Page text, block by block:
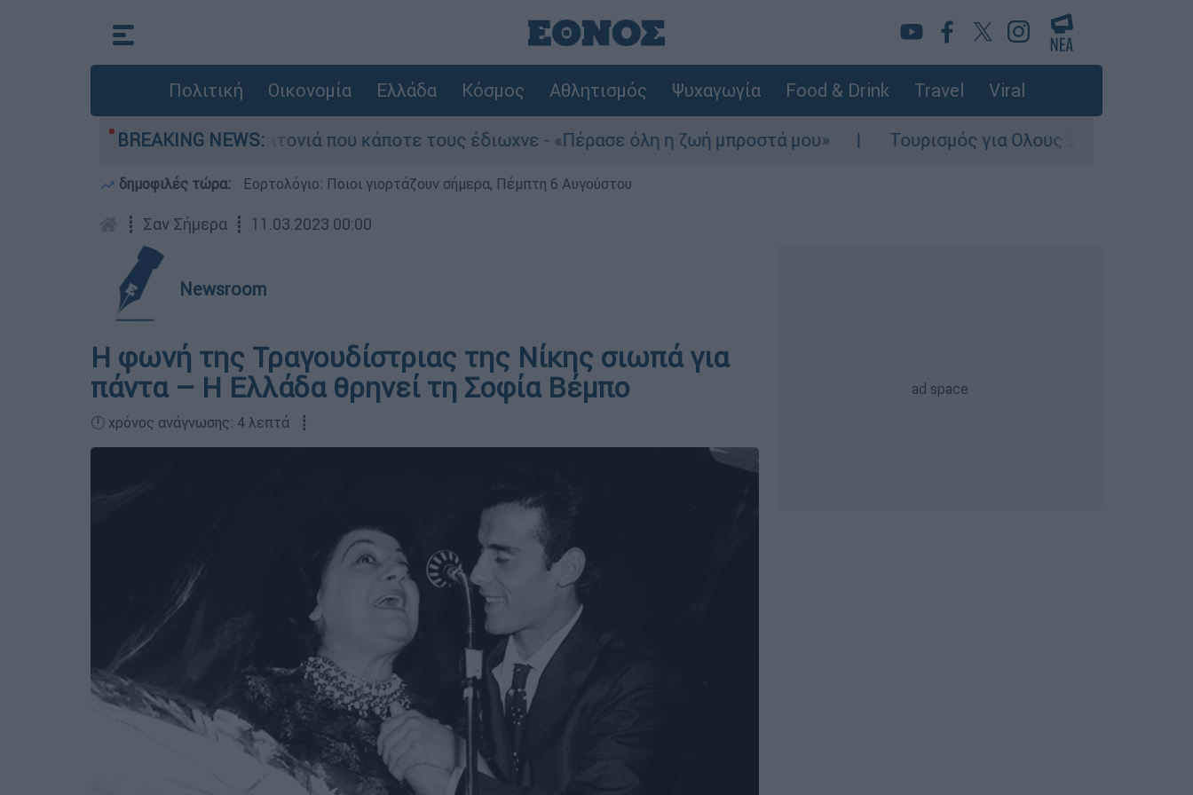
Πολιτική Οικονομία Ελλάδα Κόσμος Αθλητισμός Ψυχαγωγία Food & Drink Travel Viral
BREAKING NEWS:
τη μεγάλη φωτιά τη γειτονιά που κάποτε τους έδιωχνε - «Πέρασε όλη η ζωή μπροστά μου» Τουρισμός για Ολους 2026-2027: Τα SOS
δημοφιλές τώρα: Εορτολόγιο: Ποιοι γιορτάζουν σήμερα, Πέμπτη 6 Αυγούστου
┋ Σαν Σήμερα ┋ 11.03.2023 00:00
Newsroom
Η φωνή της Τραγουδίστριας της Νίκης σιωπά για
πάντα – Η Ελλάδα θρηνεί τη Σοφία Βέμπο
🕛 χρόνος ανάγνωσης: 4 λεπτά ┋